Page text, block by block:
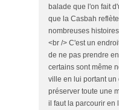
balade que l'on fait
que la Casbah
nombreuses
<br /> C'est un
de ne pas prendre
certains sont même
ville en lui portant un
préserver toute une
il faut la parcourir en